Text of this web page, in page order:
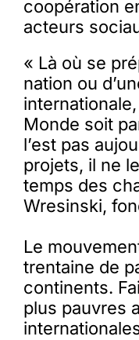
coopération
acteurs
« Là où se
nation ou
Monde soit
l’est pas
projets, il ne
temps des
Wresinski,
Le
trentaine de
continents.
plus pauvres